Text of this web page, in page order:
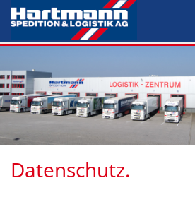
Datenschutz.